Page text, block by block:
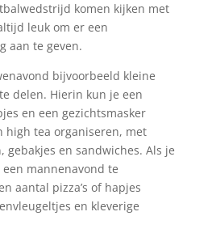
komen kijken met
leuk om er een
aan te geven.
bijvoorbeeld kleine
delen. Hierin kun je een
en een gezichtsmasker
high tea organiseren, met
gebakjes en sandwiches. Als je
mannenavond te
aantal pizza’s of hapjes
en kleverige